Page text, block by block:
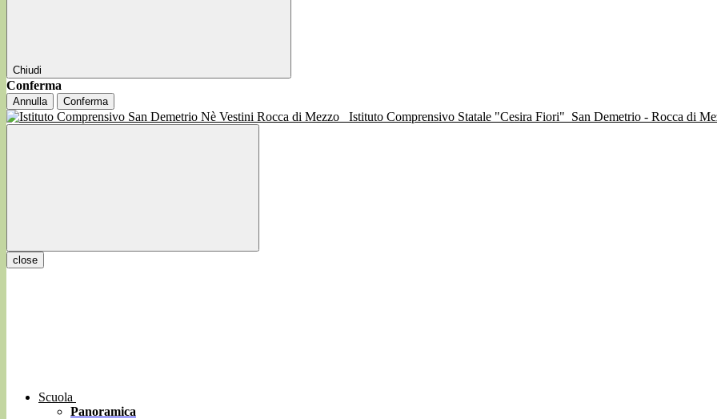
Chiudi
Conferma
Annulla Conferma
Istituto Comprensivo Statale "Cesira Fiori" San Demetrio - Rocca di
close
Scuola
Panoramica